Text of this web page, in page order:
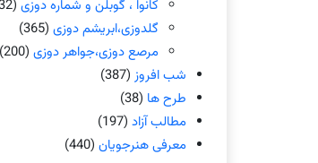
کانوا ، گوبلن و شماره دوزی (132)
گلدوزی،ابریشم دوزی (365)
مرصع دوزی،جواهر دوزی (200)
شب افروز (387)
طرح ها (38)
مطالب آزاد (197)
معرفی هنرجویان (440)